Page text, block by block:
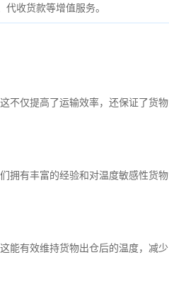
收货款等增值服务。
不仅提高了运输效率，还保证了货物
拥有丰富的经验和对温度敏感性货物
能有效维持货物出仓后的温度，减少